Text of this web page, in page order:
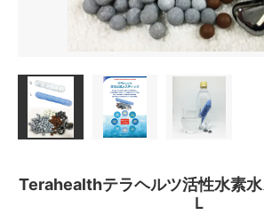
Terahealthテラヘルツ活性水素水
Ｌ